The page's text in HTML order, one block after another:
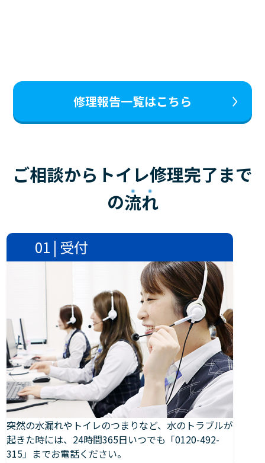
修理報告一覧はこちら
ご相談からトイレ修理完了まで
の流れ
01 | 受付
突然の水漏れやトイレのつまりなど、水のトラブルが
起きた時には、24時間365日いつでも「0120-492-
315」までお電話ください。